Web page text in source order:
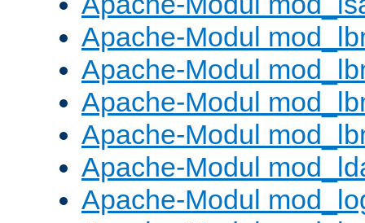
Apache-Modul
Apache-Modul
Apache-Modul
Apache-Modul
Apache-Modul
Apache-Modul